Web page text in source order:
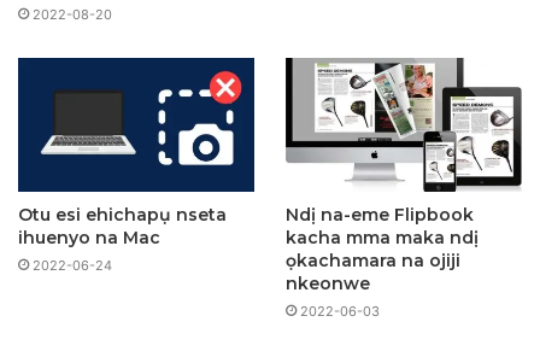
2022-08-20
Otu esi ehichapụ nseta
ihuenyo na Mac
2022-06-24
Ndị na-eme Flipbook
kacha mma maka ndị
ọkachamara na ojiji
nkeonwe
2022-06-03